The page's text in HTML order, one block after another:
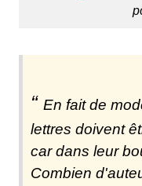
En fait de
lettres doivent
car dans leur
Combien